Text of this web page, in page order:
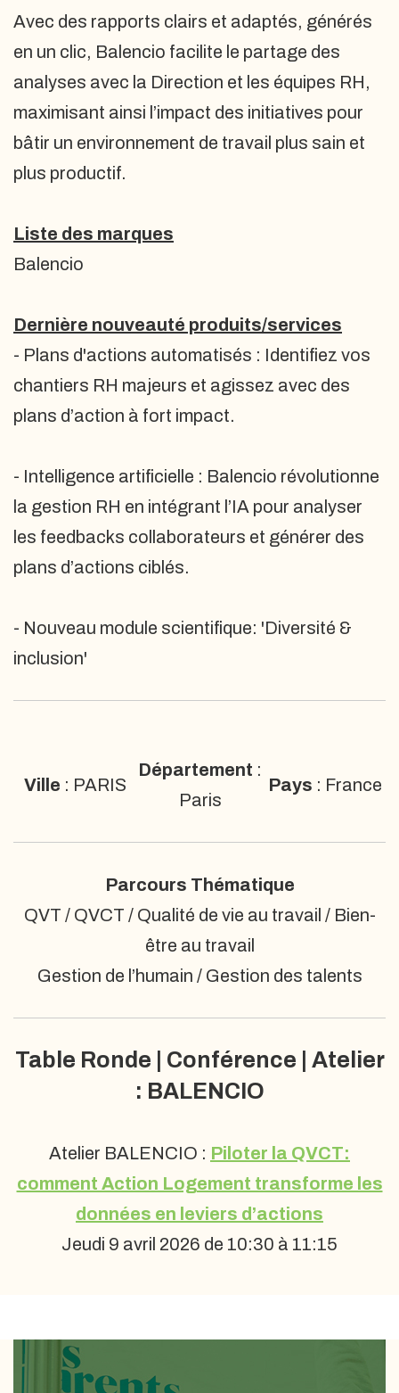
Avec des rapports clairs et adaptés, générés
en un clic, Balencio facilite le partage des
analyses avec la Direction et les équipes RH,
maximisant ainsi l’impact des initiatives pour
bâtir un environnement de travail plus sain et
plus productif.
Liste des marques
Balencio
Dernière nouveauté produits/services
- Plans d'actions automatisés : Identifiez vos
chantiers RH majeurs et agissez avec des
plans d’action à fort impact.
- Intelligence artificielle : Balencio révolutionne
la gestion RH en intégrant l’IA pour analyser
les feedbacks collaborateurs et générer des
plans d’actions ciblés.
- Nouveau module scientifique: 'Diversité &
inclusion'
Ville : PARIS
Département :
Paris
Pays : France
Parcours Thématique
QVT / QVCT / Qualité de vie au travail / Bien-
être au travail
Gestion de l’humain / Gestion des talents
Table Ronde | Conférence | Atelier
: BALENCIO
Atelier BALENCIO : Piloter la QVCT:
comment Action Logement transforme les
données en leviers d’actions
Jeudi 9 avril 2026 de 10:30 à 11:15